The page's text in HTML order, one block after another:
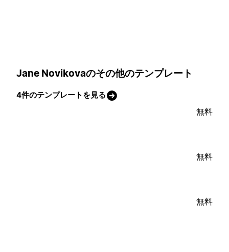
Jane Novikovaのその他のテンプレート
4件のテンプレートを見る
無料
無料
無料